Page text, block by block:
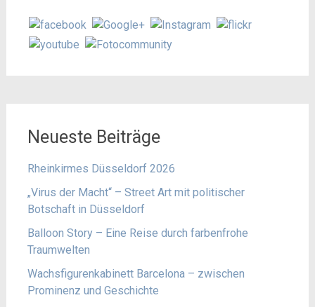
Neueste Beiträge
Rheinkirmes Düsseldorf 2026
„Virus der Macht“ – Street Art mit politischer
Botschaft in Düsseldorf
Balloon Story – Eine Reise durch farbenfrohe
Traumwelten
Wachsfigurenkabinett Barcelona – zwischen
Prominenz und Geschichte